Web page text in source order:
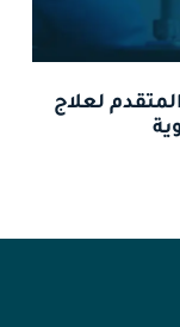
لعلاج